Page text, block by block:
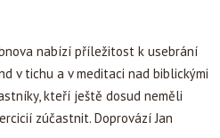
nabízí příležitost k usebrání
v tichu a v meditaci nad biblickými
kteří ještě dosud neměli
zúčastnit. Doprovází Jan